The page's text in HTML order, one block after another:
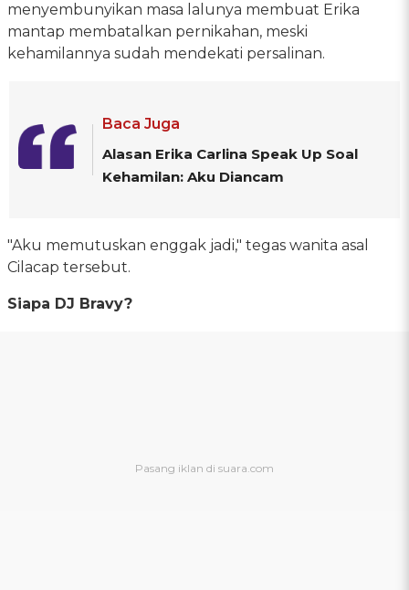
menyembunyikan masa lalunya membuat Erika
mantap membatalkan pernikahan, meski
kehamilannya sudah mendekati persalinan.
Baca Juga
Alasan Erika Carlina Speak Up Soal
Kehamilan: Aku Diancam
"Aku memutuskan enggak jadi," tegas wanita asal
Cilacap tersebut.
Siapa DJ Bravy?